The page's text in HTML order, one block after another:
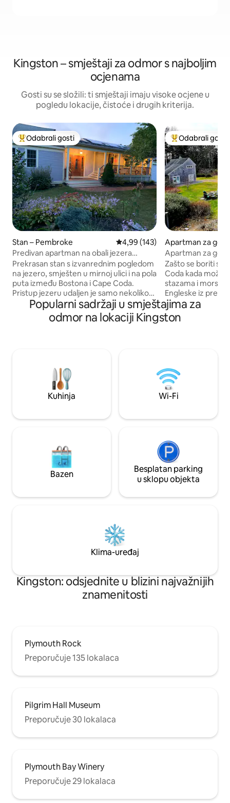
Kingston – smještaji za odmor s najboljim
ocjenama
Gosti su se složili: ti smještaji imaju visoke ocjene u
pogledu lokacije, čistoće i drugih kriterija.
Među najviše rangiranima s oznakom „Odabrali gosti”
Odabrali gosti
Stan – Pembroke Prosječna ocjena: 4,99/5,
4,99 (143)
Predivan apartman na obali jezera
između Bostona i Cape Coda
Prekrasan stan s izvanrednim pogledom
na jezero, smješten u mirnoj ulici i na pola
puta između Bostona i Cape Coda.
Pristup jezeru udaljen je samo nekoliko
metara od stražnjih vrata. Uživajte u
roštiljanju, plivanju i korištenju kajaka,
kanua i daski za veslanje. 1 krevet, 1
televizija. Vaš vlastiti pristup s digitalnom
bravom i parkiralištem izvan ulice
dodatni je bonus. ZABRANJENO
PUŠENJE BILO KOJE VRSTE U ILI
Među najviše
Odabrali gosti
Apartman za
ry
Apartman za
milja od plaže
Zašto se boriti s
Coda kada
stazama i
Engleske iz
samo sat vremena od
dom nalazi na
okruženoj
ognjištu, roštilju i
stazama na
sanjkama. I
odlično je za
Popularni sadržaji u smještajima za
odmor na lokaciji Kingston
Kuhinja Wi-Fi
Bazen
Besplatan parking
u sklopu objekta
Klima-uređaj
Kingston: odsjednite u blizini najvažnijih
znamenitosti
Plymouth Rock
Preporučuje 135 lokalaca
Pilgrim Hall Museum
Preporučuje 30 lokalaca
Plymouth Bay Winery
Preporučuje 29 lokalaca